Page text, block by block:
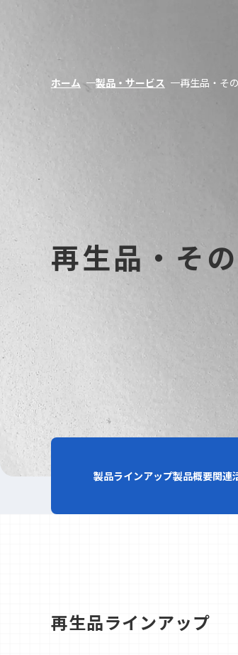
ホーム 製品・サービス 再生品・そ
再生品・そ
製品ラインアップ製品概要関連
再生品ラインアップ